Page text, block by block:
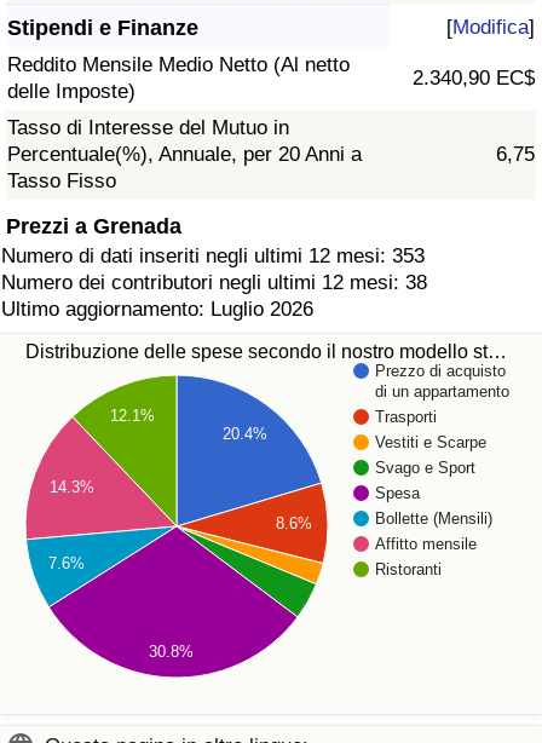
Stipendi e Finanze [Modifica]
Reddito Mensile Medio Netto (Al netto
delle Imposte)
2.340,90 EC$
Tasso di Interesse del Mutuo in
Percentuale(%), Annuale, per 20 Anni a
Tasso Fisso
6,75
Prezzi a Grenada
Numero di dati inseriti negli ultimi 12 mesi: 353
Numero dei contributori negli ultimi 12 mesi: 38
Ultimo aggiornamento: Luglio 2026
Distribuzione delle spese secondo il nostro modello st…
Prezzo di acquisto
di un appartamento
Trasporti
Vestiti e Scarpe
Svago e Sport
Spesa
Bollette (Mensili)
Affitto mensile
Ristoranti
20.4%
8.6%
12.1%
14.3%
7.6%
30.8%